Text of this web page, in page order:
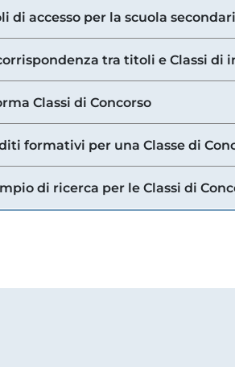
di accesso per la scuola
tra titoli e Classi di
Classi di Concorso
formativi per una Classe di
di ricerca per le Classi di